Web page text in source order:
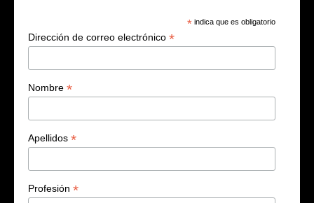
* indica que es obligatorio
Dirección de correo electrónico *
Nombre *
Apellidos *
Profesión *